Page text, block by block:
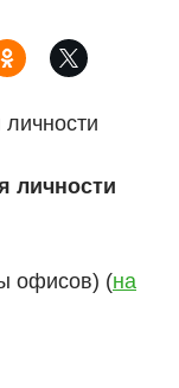
личности
офисов) (на